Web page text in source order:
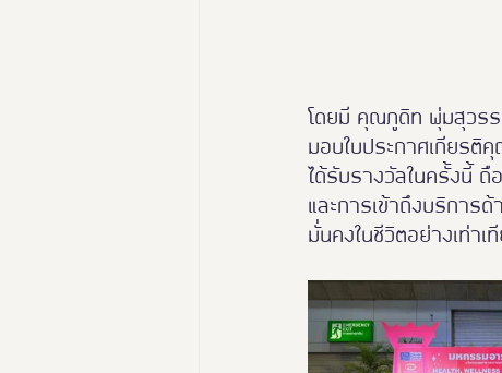
โดยมี คุณภูดิท พุ่มสุวร
มอบใบประกาศเกียรติ
ได้รับรางวัลในครั้งนี้ ถื
และการเข้าถึงบริการ
มั่นคงในชีวิตอย่างเท่า